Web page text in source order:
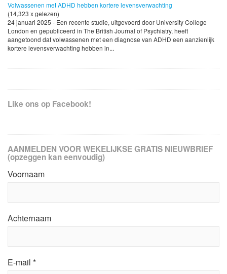
Volwassenen met ADHD hebben kortere levensverwachting
(14,323 x gelezen)
24 januari 2025 - Een recente studie, uitgevoerd door University College
London en gepubliceerd in The British Journal of Psychiatry, heeft
aangetoond dat volwassenen met een diagnose van ADHD een aanzienlijk
kortere levensverwachting hebben in...
Like ons op Facebook!
AANMELDEN VOOR WEKELIJKSE GRATIS NIEUWBRIEF
(opzeggen kan eenvoudig)
Voornaam
Achternaam
E-mail *